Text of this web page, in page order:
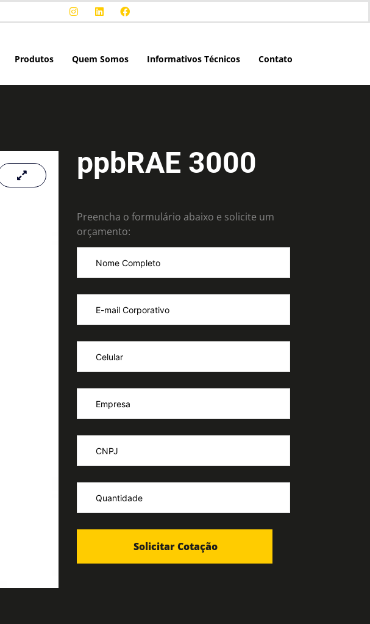
Produtos Quem Somos Informativos Técnicos Contato
ppbRAE 3000
Preencha o formulário abaixo e solicite um
orçamento: